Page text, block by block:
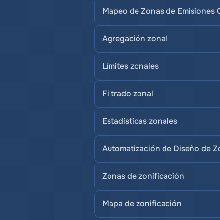
Mapeo de Zonas de Emisiones
Agregación zonal
Límites zonales
Filtrado zonal
Estadísticas zonales
Automatización de Diseño de
Zonas de zonificación
Mapa de zonificación